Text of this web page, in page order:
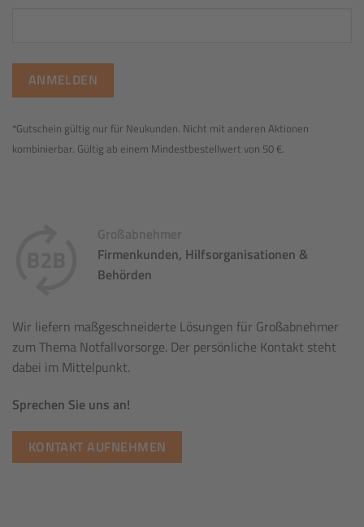
*Gutschein gültig nur für Neukunden. Nicht mit anderen Aktionen
kombinierbar. Gültig ab einem Mindestbestellwert von 50 €.
Großabnehmer
Firmenkunden, Hilfsorganisationen &
Behörden
Wir liefern maßgeschneiderte Lösungen für Großabnehmer
zum Thema Notfallvorsorge. Der persönliche Kontakt steht
dabei im Mittelpunkt.
Sprechen Sie uns an!
KONTAKT AUFNEHMEN